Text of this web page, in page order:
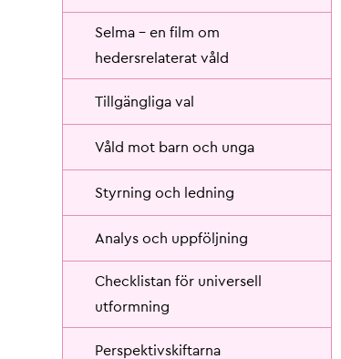
Selma - en film om
hedersrelaterat våld
Tillgängliga val
Våld mot barn och unga
Styrning och ledning
Analys och uppföljning
Checklistan för universell
utformning
Perspektivskiftarna